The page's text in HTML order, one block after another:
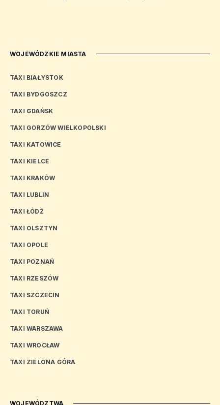
WOJEWÓDZKIE MIASTA
TAXI BIAŁYSTOK
TAXI BYDGOSZCZ
TAXI GDAŃSK
TAXI GORZÓW WIELKOPOLSKI
TAXI KATOWICE
TAXI KIELCE
TAXI KRAKÓW
TAXI LUBLIN
TAXI ŁÓDŹ
TAXI OLSZTYN
TAXI OPOLE
TAXI POZNAŃ
TAXI RZESZÓW
TAXI SZCZECIN
TAXI TORUŃ
TAXI WARSZAWA
TAXI WROCŁAW
TAXI ZIELONA GÓRA
WOJEWÓDZTWA